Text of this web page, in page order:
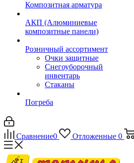
Композитная арматура
АКП (Алюминиевые
композитные панели)
Розничный ассортимент
Очки защитные
Снегоуборочный
инвентарь
Стаканы
Погреба
Сравнение0 Отложенные 0